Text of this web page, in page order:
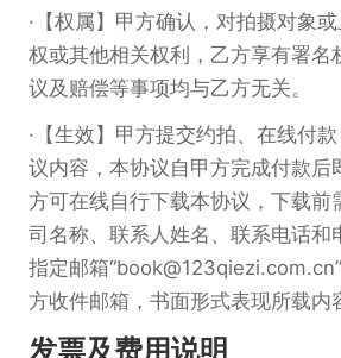
【权属】甲方确认，对拍摄对象
权或其他相关权利，乙方享有署名
议及赔偿等事项均与乙方无关。
【生效】甲方提交约拍、在线付
议内容，本协议自甲方完成付款后
方可在线自行下载本协议，下载前
司名称、联系人姓名、联系电话和
指定邮箱
方收件邮箱，书面形式表现所载内
发票及费用说明